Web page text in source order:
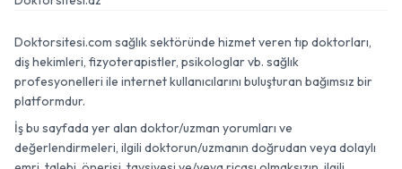
Doktorsitesi.com sağlık sektöründe hizmet veren tıp doktorları,
diş hekimleri, fizyoterapistler, psikologlar vb. sağlık
profesyonelleri ile internet kullanıcılarını buluşturan bağımsız bir
platformdur.
İş bu sayfada yer alan doktor/uzman yorumları ve
değerlendirmeleri, ilgili doktorun/uzmanın doğrudan veya dolaylı